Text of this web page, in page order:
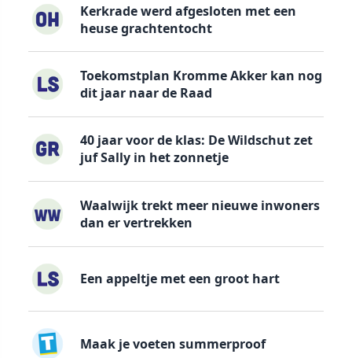
Kerkrade werd afgesloten met een
heuse grachtentocht
Toekomstplan Kromme Akker kan nog
dit jaar naar de Raad
40 jaar voor de klas: De Wildschut zet
juf Sally in het zonnetje
Waalwijk trekt meer nieuwe inwoners
dan er vertrekken
Een appeltje met een groot hart
Maak je voeten summerproof